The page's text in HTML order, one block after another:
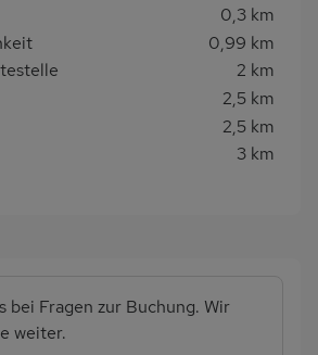
0,3 km
0,99 km
2 km
2,5 km
2,5 km
3 km
bei Fragen zur Buchung. Wir
weiter.